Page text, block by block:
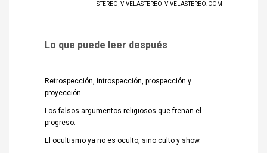
STEREO VIVELASTEREO VIVELASTEREO.COM
Lo que puede leer después
Retrospección, introspección, prospección y
proyección.
Los falsos argumentos religiosos que frenan el
progreso.
El ocultismo ya no es oculto, sino culto y show.